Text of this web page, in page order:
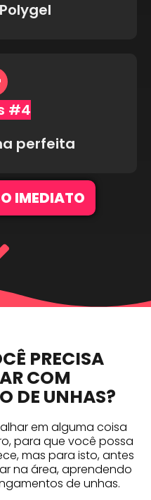
#4
perfeita
IMEDIATO
PRECISA
COM
DE UNHAS?
em alguma coisa
para que você possa
mas para isto, antes
na área, aprendendo
de unhas.